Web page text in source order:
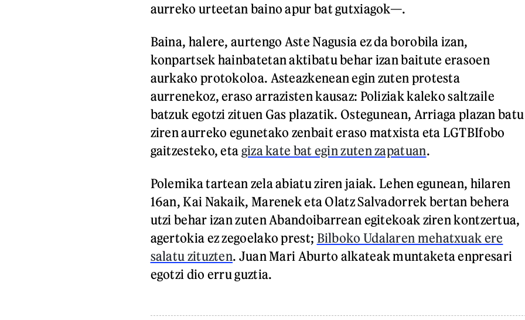
aurreko urteetan baino apur bat gutxiagok—.
Baina, halere, aurtengo Aste Nagusia ez da borobila izan,
konpartsek hainbatetan aktibatu behar izan baitute erasoen
aurkako protokoloa. Asteazkenean egin zuten protesta
aurrenekoz, eraso arrazisten kausaz: Poliziak kaleko saltzaile
batzuk egotzi zituen Gas plazatik. Ostegunean, Arriaga plazan batu
ziren aurreko egunetako zenbait eraso matxista eta LGTBIfobo
gaitzesteko, eta giza kate bat egin zuten zapatuan.
Polemika tartean zela abiatu ziren jaiak. Lehen egunean, hilaren
16an, Kai Nakaik, Marenek eta Olatz Salvadorrek bertan behera
utzi behar izan zuten Abandoibarrean egitekoak ziren kontzertua,
agertokia ez zegoelako prest; Bilboko Udalaren mehatxuak ere
salatu zituzten. Juan Mari Aburto alkateak muntaketa enpresari
egotzi dio erru guztia.